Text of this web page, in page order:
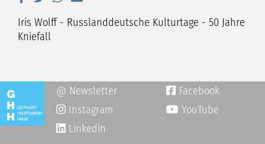
Iris Wolff - Russlanddeutsche Kulturtage - 50 Jahre
Kniefall
@ Newsletter  Facebook
Instagram
YouTube
Linkedin